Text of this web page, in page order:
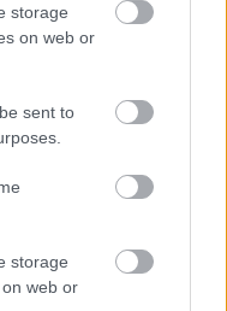
storage
on web or
sent to
storage
web or